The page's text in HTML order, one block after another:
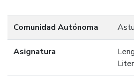
Comunidad Autónoma
Asignatura